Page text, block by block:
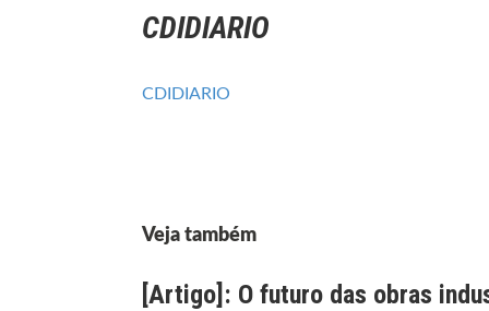
CDIDIARIO
CDIDIARIO
Veja também
[Artigo]: O futuro das obras